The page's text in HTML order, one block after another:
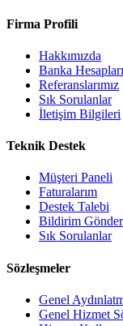
Firma Profili
Hakkımızda
Banka Hesapları
Referanslarımız
Sık Sorulanlar
İletişim Bilgileri
Teknik Destek
Müşteri Paneli
Faturalarım
Destek Talebi
Bildirim Gönder
Sık Sorulanlar
Sözleşmeler
Genel
Genel Hizmet